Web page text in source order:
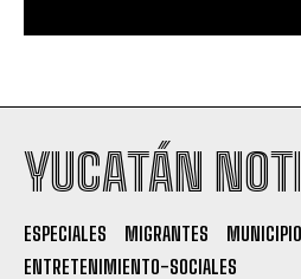
YUCATÁN
ESPECIALES MIGRANTES
ENTRETENIMIENTO-SOCIALES